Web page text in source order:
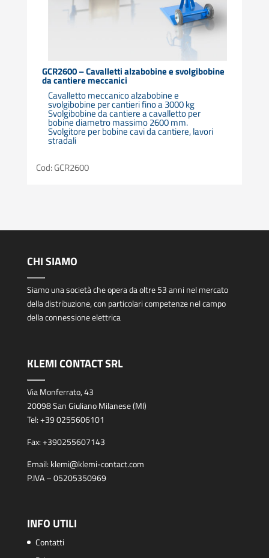
GCR2600 – Cavalletti alzabobine e svolgibobine
da cantiere meccanici
Cavalletto meccanico alzabobine e
svolgibobine per cantieri fino a 3000 kg
Svolgibobine da cantiere a cavalletto per
bobine diametro massimo 2600 mm.
Svolgitore per bobine cavi da cantiere, lavori
stradali
Cod: GCR2600
CHI SIAMO
Siamo una società che opera da oltre 53 anni nel mercato
della distribuzione, con particolari competenze nel campo
della connessione elettrica
KLEMI CONTACT SRL
Via Monferrato, 43
20098 San Giuliano Milanese (MI)
Tel:+39 0255606101
Fax:+390255607143
Email: klemi@klemi-contact.com
P.IVA – 05205350969
INFO UTILI
Contatti